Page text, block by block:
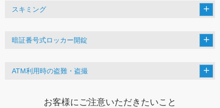
スキミング
暗証番号式ロッカー開錠
ATM利用時の盗難・盗撮
お客様にご注意いただきたいこと